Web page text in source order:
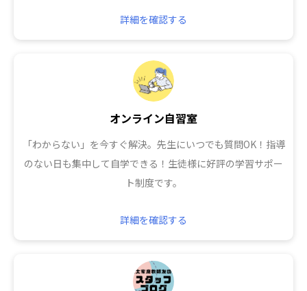
詳細を確認する
オンライン自習室
「わからない」を今すぐ解決。先生にいつでも質問OK！指導
のない日も集中して自学できる！生徒様に好評の学習サポー
ト制度です。
詳細を確認する